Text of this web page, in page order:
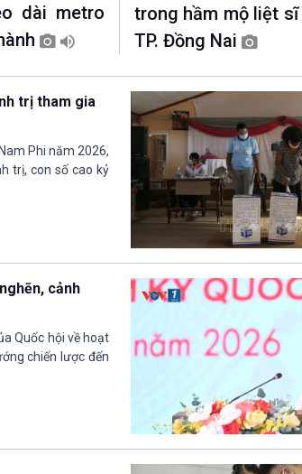
dài metro
trong hầm mộ liệt
TP. Đồng Nai
trị tham gia
Phi năm 2026,
trị, con số cao kỷ
cảnh
Quốc hội về hoạt
chiến lược đến